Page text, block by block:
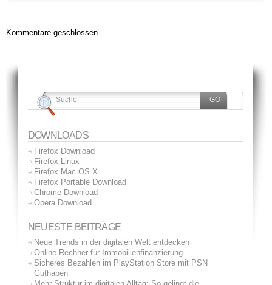
Kommentare geschlossen
DOWNLOADS
Firefox Download
Firefox Linux
Firefox Mac OS X
Firefox Portable Download
Chrome Download
Opera Download
NEUESTE BEITRÄGE
Neue Trends in der digitalen Welt entdecken
Online-Rechner für Immobilienfinanzierung
Sicheres Bezahlen im PlayStation Store mit PSN
Guthaben